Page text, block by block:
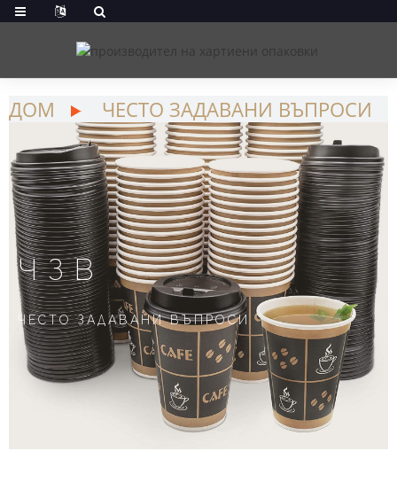
ДОМ ЧЕСТО ЗАДАВАНИ ВЪПРОСИ
ЧЗВ
ЧЕСТО ЗАДАВАНИ ВЪПРОСИ